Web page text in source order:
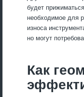
будет
необходимое для
износа
но могут
Как